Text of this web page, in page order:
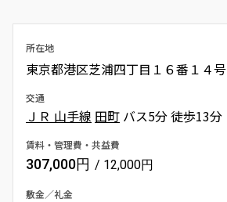
所在地
東京都港区芝浦四丁目１６番１４号
交通
ＪＲ 山手線 田町 バス5分 徒歩13分
賃料・管理費・共益費
307,000円 / 12,000円
敷金／礼金